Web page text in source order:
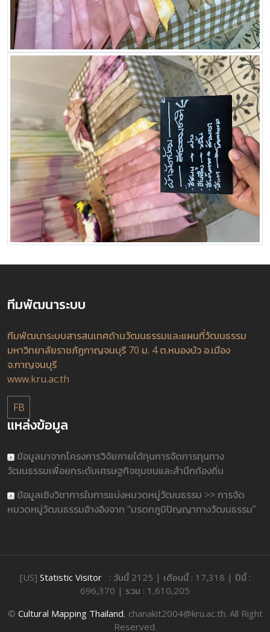
ทีมพัฒนาระบบ
ทีมพัฒนาระบบสารสนเทศด้านวัฒนธรรมและแผนที่วัฒนธรรม
มหาวิทยาลัยราชภัฏกาญจนบุรี 70 ม. 4 ต.หนองบัว อ.เมือง
จ.กาญจนบุรี
www.kru.ac.th
FB
แหล่งข้อมูล
ข้อมูลมาจากโครงการวิจัยภายใต้ทุนการจัดการทุนทาง
วัฒนธรรมเพื่อยกระดับเศรษฐกิจชุมชนและสำนึกท้องถิ่น
ข้อมูลเชิงวิชาการในการแบ่งหมวดหมู่วัฒนธรรม >> การจัด
หมวดหมู่วัฒนธรรมอ้างอิงจาก “มรดกภูมิปัญญาทางวัฒนธรรม”
[US] Statistic Visitor: วันนี้ 2125 | เดือนนี้ : 17,318 | ปีนี้ :
696,370 | รวม : 1,610,205
© Cultural Mapping Thailand, chanakit2004@kru.ac.th. All Right
Reserved.